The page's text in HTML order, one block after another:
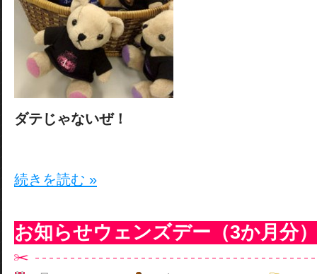
ダテじゃないぜ！
続きを読む »
お知らせウェンズデー（3か月分）